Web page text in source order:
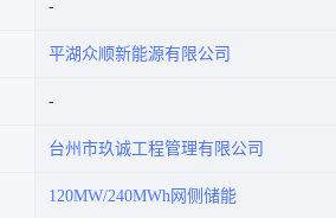
平湖众顺新能源有限公司
台州市玖诚工程管理有限公司
120MW/240MWh网侧储能